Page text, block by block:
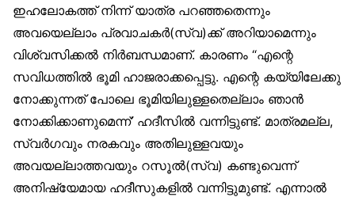
ഇഹലോകത്ത് നിന്ന് യാത്ര പറഞ്ഞതെന്നും
അവയെല്ലാം പ്രവാചകര്‍(സ്വ)ക്ക് അറിയാമെന്നും
വിശ്വസിക്കല്‍ നിര്‍ബന്ധമാണ്. കാരണം “എന്റെ
സവിധത്തില്‍ ഭൂമി ഹാജരാക്കപ്പെട്ടു. എന്റെ കയ്യിലേക്കു
നോക്കുന്നത് പോലെ ഭൂമിയിലുള്ളതെല്ലാം ഞാന്‍
നോക്കിക്കാണുമെന്ന്’ ഹദീസില്‍ വന്നിട്ടുണ്ട്. മാത്രമല്ല,
സ്വര്‍ഗവും നരകവും അതിലുള്ളവയും
അവയല്ലാത്തവയും റസൂല്‍(സ്വ) കണ്ടുവെന്ന്
അനിഷ്യേമായ ഹദീസുകളില്‍ വന്നിട്ടുമുണ്ട്. എന്നാല്‍